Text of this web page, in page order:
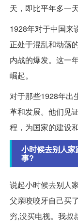
天，即比平年多一天
1928年对于中国来
正处于混乱和动荡
内战的爆发。这一
崛起。
对于那些1928年出
革和发展。他们见
程，为国家的建设
小时候去别人
事?
说起小时候去别人
父亲咬咬牙自己买
穷,没买电视。我叔